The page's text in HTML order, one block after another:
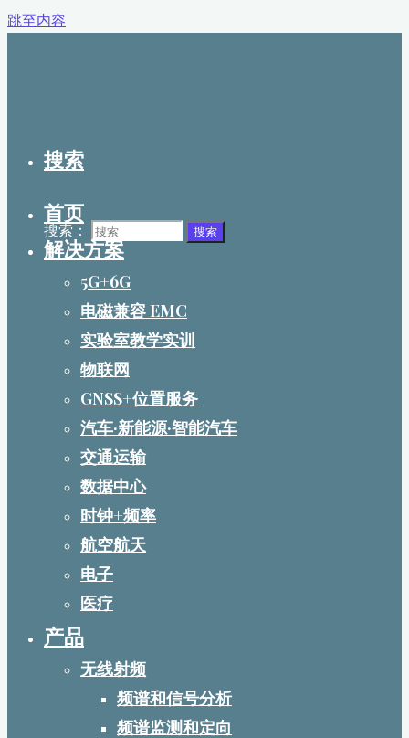
跳至内容
搜索
搜索： 搜索
首页
解决方案
5G+6G
电磁兼容 EMC
实验室教学实训
物联网
GNSS+位置服务
汽车·新能源·智能汽车
交通运输
数据中心
时钟+频率
航空航天
电子
医疗
产品
无线射频
频谱和信号分析
频谱监测和定向